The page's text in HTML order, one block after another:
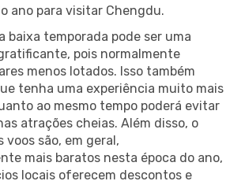
ano para visitar Chengdu.
baixa temporada pode ser uma
pois normalmente
menos lotados. Isso também
tenha uma experiência muito mais
ao mesmo tempo poderá evitar
atrações cheias. Além disso, o
voos são, em geral,
mais baratos nesta época do ano,
locais oferecem descontos e